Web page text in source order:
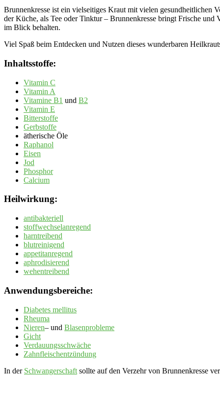
Brunnenkresse ist ein vielseitiges Kraut mit vielen gesundheitlichen
der Küche, als Tee oder Tinktur – Brunnenkresse bringt Frische
im Blick behalten.
Viel Spaß beim Entdecken und Nutzen dieses wunderbaren
Inhaltsstoffe:
Vitamin C
Vitamin A
Vitamine B1 und B2
Vitamin E
Bitterstoffe
Gerbstoffe
ätherische Öle
Raphanol
Eisen
Jod
Phosphor
Calcium
Heilwirkung:
antibakteriell
stoffwechselanregend
harntreibend
blutreinigend
appetitanregend
aphrodisierend
wehentreibend
Anwendungsbereiche:
Diabetes mellitus
Rheuma
Nieren– und Blasenprobleme
Gicht
Verdauungsschwäche
Zahnfleischentzündung
In der Schwangerschaft sollte auf den Verzehr von Brunnenkresse